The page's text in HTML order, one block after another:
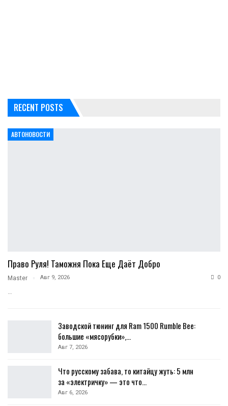
RECENT POSTS
АВТОНОВОСТИ
Право Руля! Таможня Пока Еще Даёт Добро
Master Авг 9, 2026 0
…
Заводской тюнинг для Ram 1500 Rumble Bee:
большие «мясорубки»,…
Авг 7, 2026
Что русскому забава, то китайцу жуть: 5 млн
за «электричку» — это что…
Авг 6, 2026